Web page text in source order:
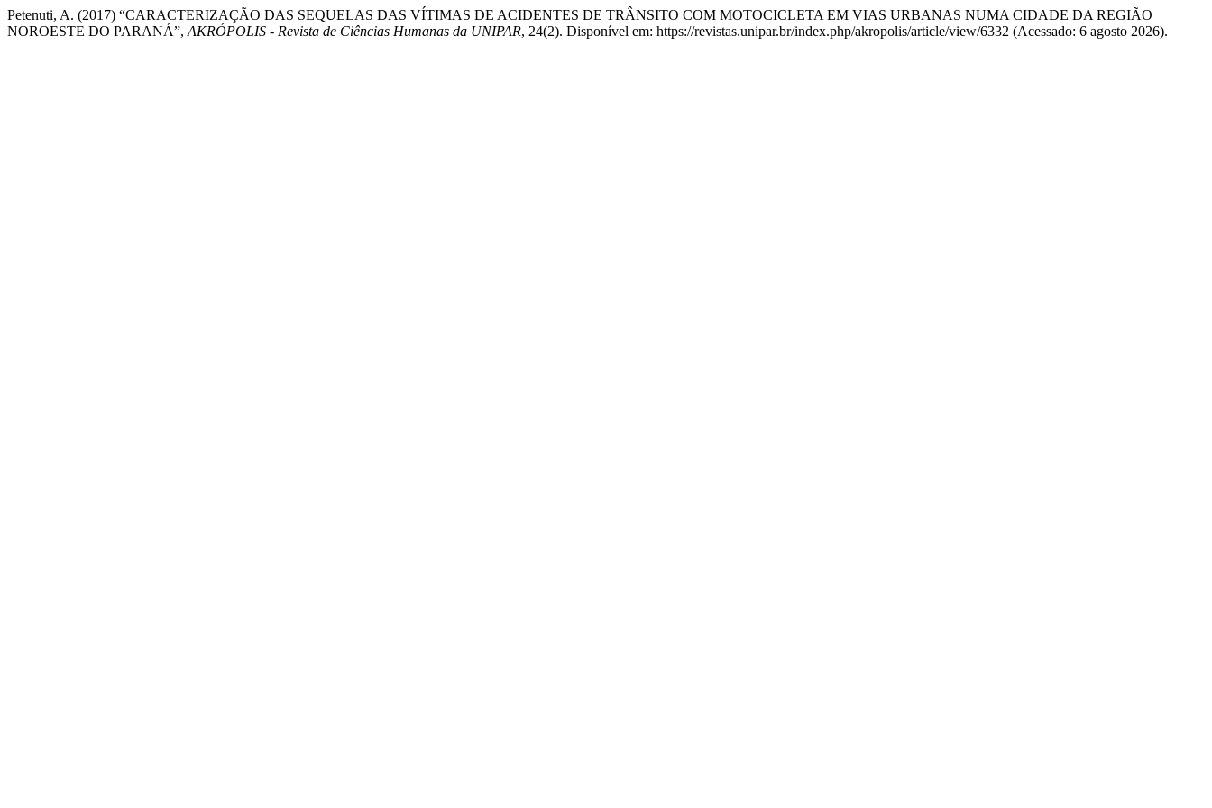
Petenuti, A. (2017) “CARACTERIZAÇÃO DAS SEQUELAS DAS VÍTIMAS DE ACIDENTES DE TRÂNSITO COM MOTOCICLETA EM VIAS URBANAS NUMA CIDADE DA REGIÃO
NOROESTE DO PARANÁ”, AKRÓPOLIS - Revista de Ciências Humanas da UNIPAR, 24(2). Disponível em: https://revistas.unipar.br/index.php/akropolis/article/view/6332 (Acessado: 6 agosto 2026).